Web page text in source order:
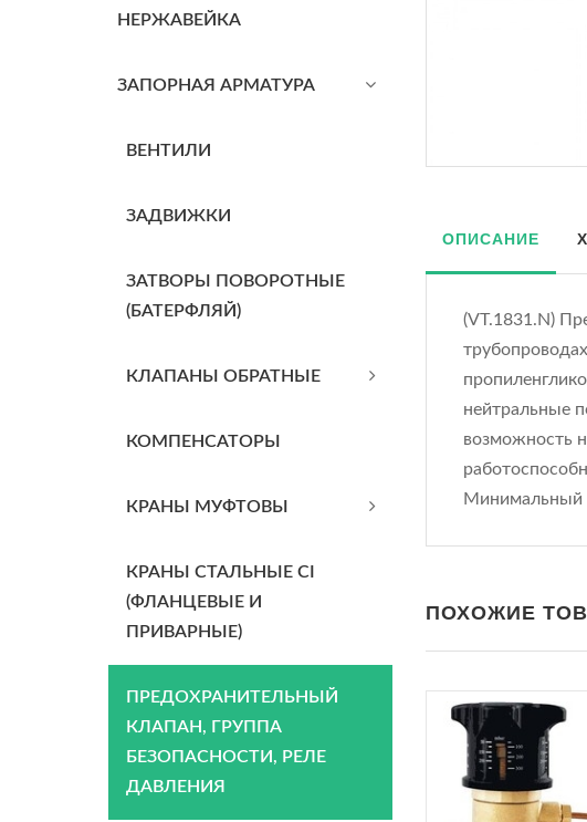
НЕРЖАВЕЙКА
ЗАПОРНАЯ АРМАТУРА
ВЕНТИЛИ
ЗАДВИЖКИ
ЗАТВОРЫ ПОВОРОТНЫЕ
(БАТЕРФЛЯЙ)
КЛАПАНЫ ОБРАТНЫЕ
КОМПЕНСАТОРЫ
КРАНЫ МУФТОВЫ
КРАНЫ СТАЛЬНЫЕ CI
(ФЛАНЦЕВЫЕ И
ПРИВАРНЫЕ)
ПРЕДОХРАНИТЕЛЬНЫЙ
КЛАПАН, ГРУППА
БЕЗОПАСНОСТИ, РЕЛЕ
ДАВЛЕНИЯ
ОПИСАНИЕ
(VT.1831.N)
нейтральные
возможность
Минимальный
ПОХОЖИЕ